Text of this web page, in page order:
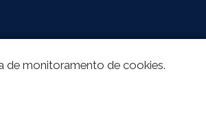
de monitoramento de cookies.